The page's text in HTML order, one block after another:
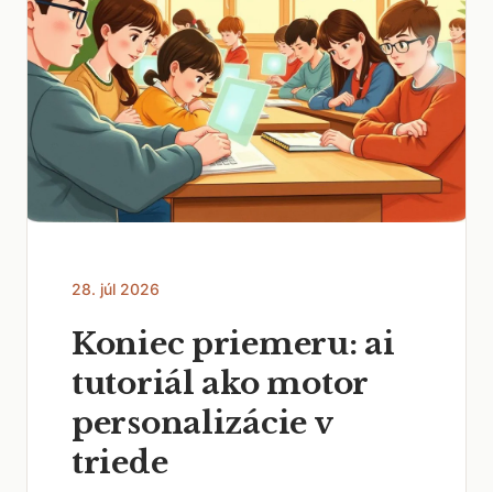
28. júl 2026
Koniec priemeru: ai
tutoriál ako motor
personalizácie v
triede